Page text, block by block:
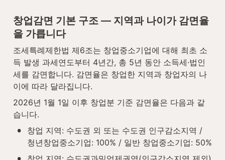
창업감면 기본 구조 — 지역과 나이가 감면율
을 가릅니다
조세특례제한법 제6조는 창업중소기업에 대해 최초 소
득 발생 과세연도부터 4년간, 총 5년 동안 소득세·법인
세를 감면합니다. 감면율은 창업한 지역과 창업자의 나
이에 따라 달라집니다.
2026년 1월 1일 이후 창업분 기준 감면율은 다음과 같
습니다.
•
창업 지역: 수도권 외 또는 수도권 인구감소지역 /
청년창업중소기업: 100% / 일반 창업중소기업: 50%